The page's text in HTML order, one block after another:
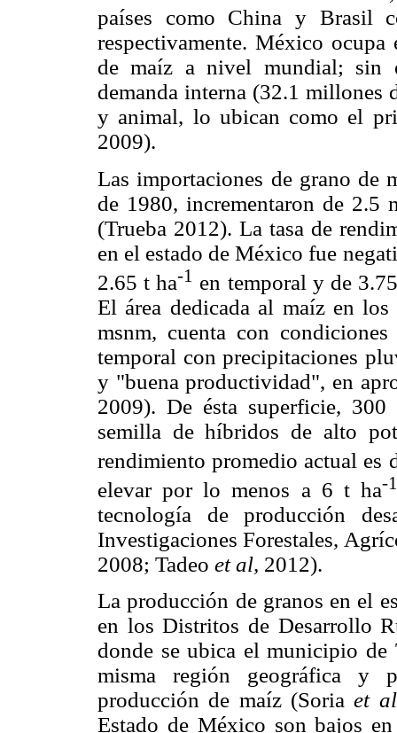
países como China y Brasil
respectivamente. México
de maíz a nivel mundial; sin
demanda interna (32.1 millones
y animal, lo ubican como el
2009).
Las importaciones de grano de
de 1980, incrementaron de
(Trueba 2012). La tasa de
en el estado de México fue
2.65 t ha-1 en temporal y de
El área dedicada al maíz en
msnm, cuenta con
temporal con precipitaciones
y "buena productividad", en
2009). De ésta superficie,
semilla de híbridos de alto
rendimiento promedio actual es
elevar por lo menos a 6 t ha-1
tecnología de producción
Investigaciones Forestales,
2008; Tadeo et al, 2012).
La producción de granos en el
en los Distritos de Desarrollo
donde se ubica el municipio de
misma región geográfica y
producción de maíz (Soriaet
Estado de México son bajos